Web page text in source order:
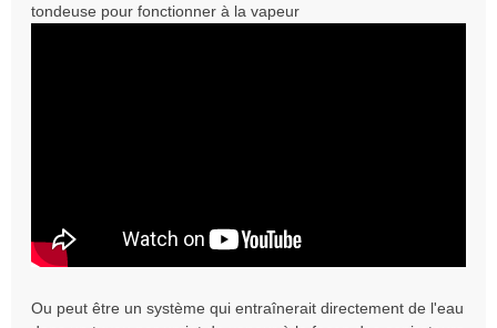
tondeuse pour fonctionner à la vapeur
Ou peut être un système qui entraînerait directement de l'eau